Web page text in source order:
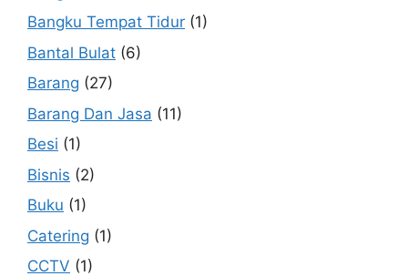
Bangku Tempat Tidur (1)
Bantal Bulat (6)
Barang (27)
Barang Dan Jasa (11)
Besi (1)
Bisnis (2)
Buku (1)
Catering (1)
CCTV (1)